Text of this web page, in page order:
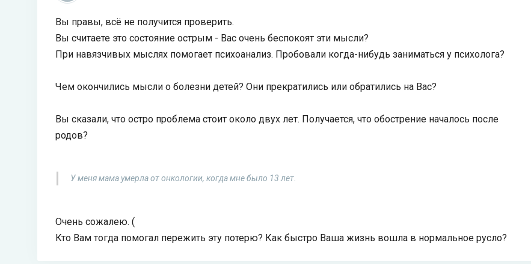
Вы правы, всё не получится проверить.
Вы считаете это состояние острым - Вас очень беспокоят эти мысли?
При навязчивых мыслях помогает психоанализ. Пробовали когда-нибудь заниматься у психолога?
Чем окончились мысли о болезни детей? Они прекратились или обратились на Вас?
Вы сказали, что остро проблема стоит около двух лет. Получается, что обострение началось после
родов?
У меня мама умерла от онкологии, когда мне было 13 лет.
Очень сожалею. (
Кто Вам тогда помогал пережить эту потерю? Как быстро Ваша жизнь вошла в нормальное русло?